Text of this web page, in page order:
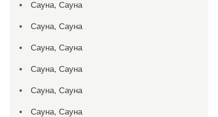
Сауна, Сауна
Сауна, Сауна
Сауна, Сауна
Сауна, Сауна
Сауна, Сауна
Сауна, Сауна